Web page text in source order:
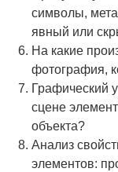
символы,
явный или
На какие
фотография,
Графический
сцене
объекта?
Анализ
элементов: